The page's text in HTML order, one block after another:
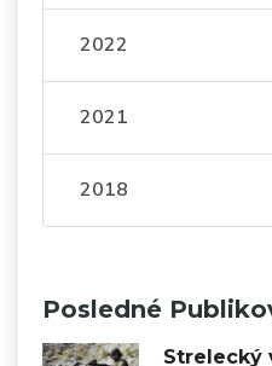
2022
2021
2018
Posledné
Strelecký